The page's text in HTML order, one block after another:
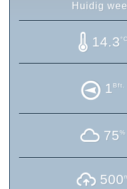
Huidig
14.3°C
1 Bft.
75%
500